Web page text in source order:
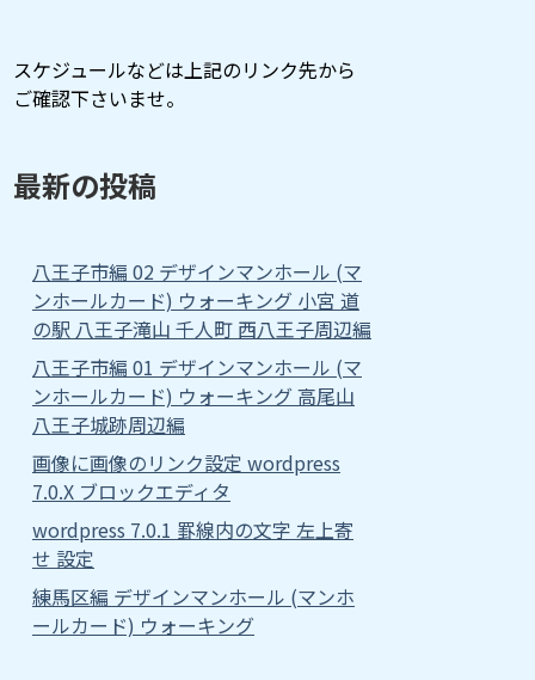
スケジュールなどは上記のリンク先から
ご確認下さいませ。
最新の投稿
八王子市編 02 デザインマンホール (マ
ンホールカード) ウォーキング 小宮 道
の駅 八王子滝山 千人町 西八王子周辺編
八王子市編 01 デザインマンホール (マ
ンホールカード) ウォーキング 高尾山
八王子城跡周辺編
画像に画像のリンク設定 wordpress
7.0.X ブロックエディタ
wordpress 7.0.1 罫線内の文字 左上寄
せ 設定
練馬区編 デザインマンホール (マンホ
ールカード) ウォーキング